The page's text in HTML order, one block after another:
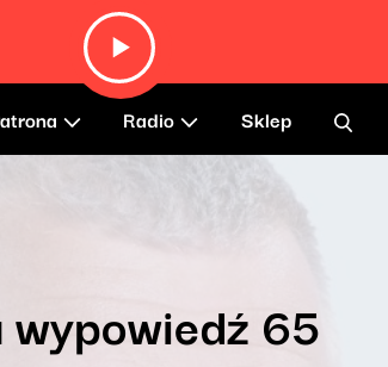
Radio Sklep
wypowiedź 65